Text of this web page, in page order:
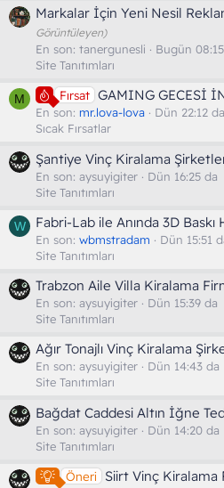
Markalar İçin Yeni Nesil
Görüntüleyen)
En son: tanergunesli
Bugün 08:15
Site Tanıtımları
M Fırsat GAMING GECESİ
En son: mr.lova-lova
Dün 22:12 da
Sıcak Fırsatlar
Şantiye Vinç Kiralama
En son: aysuyigiter
Dün 16:25 da
Site Tanıtımları
W Fabri-Lab ile Anında 3D
En son: wbmstradam
Dün 15:51
Site Tanıtımları
Trabzon Aile Villa Kiralama
En son: aysuyigiter
Dün 15:39 da
Site Tanıtımları
Ağır Tonajlı Vinç Kiralama
En son: aysuyigiter
Dün 14:43 da
Site Tanıtımları
Bağdat Caddesi Altın İğne
En son: aysuyigiter
Dün 14:20 da
Site Tanıtımları
Öneri Siirt Vinç Kiralama